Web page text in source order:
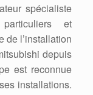
spécialiste
et
de l’installation
depuis
est reconnue
installations.